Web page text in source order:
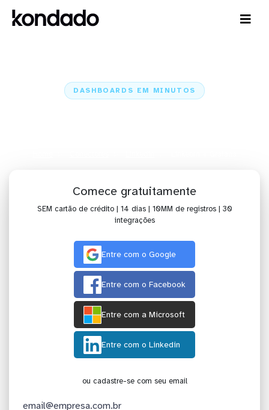
DASHBOARDS EM MINUTOS
Comece gratuitamente
SEM cartão de crédito | 14 dias | 10MM de registros | 30
integrações
Entre com o Google
Entre com o Facebook
Entre com a Microsoft
Entre com o Linkedin
ou cadastre-se com seu email